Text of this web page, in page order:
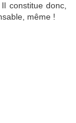
constitue donc,
même !